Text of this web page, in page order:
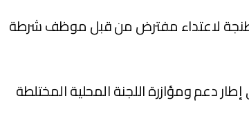
طنجة لاعتداء مفترض من قبل موظف شرطة
دعم ومؤازرة اللجنة المحلية المختلطة